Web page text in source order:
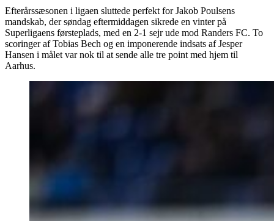
Efterårssæsonen i ligaen sluttede perfekt for Jakob Poulsens
mandskab, der søndag eftermiddagen sikrede en vinter på
Superligaens førsteplads, med en 2-1 sejr ude mod Randers FC. To
scoringer af Tobias Bech og en imponerende indsats af Jesper
Hansen i målet var nok til at sende alle tre point med hjem til
Aarhus.